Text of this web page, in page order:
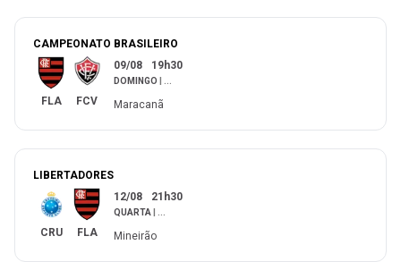
CAMPEONATO BRASILEIRO
FLA FCV
09/08 19h30
DOMINGO
Maracanã
LIBERTADORES
CRU FLA
12/08 21h30
QUARTA
Mineirão